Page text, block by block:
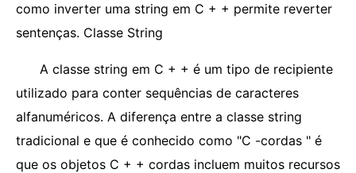
como inverter uma string em C + + permite reverter
sentenças. Classe String
A classe string em C + + é um tipo de recipiente
utilizado para conter sequências de caracteres
alfanuméricos. A diferença entre a classe string
tradicional e que é conhecido como "C -cordas " é
que os objetos C + + cordas incluem muitos recursos